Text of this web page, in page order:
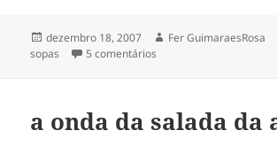
Publicado
em
dezembro 18, 2007 Autor
Fer GuimaraesRosa
sopas
5 comentários
a onda da salada da